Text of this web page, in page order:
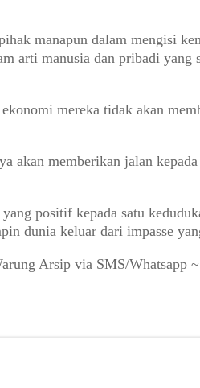
manapun dalam mengisi
arti manusia dan pribadi
mereka tidak akan
akan memberikan jalan
positif kepada satu
dunia keluar dari impasse
Arsip via SMS/Whatsapp